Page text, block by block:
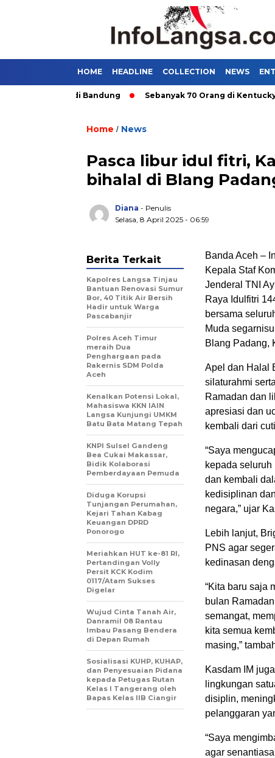
HOME HEADLINE COLLECTION NEWS
Umum di Bandung Sebanyak 70 Orang di Kentucky,
Home / News
Pasca libur idul fitri,
bihalal di Blang
Diana - Penulis
Selasa, 8 April 2025 - 06:59
Banda Aceh –
Kepala Staf
Jenderal TNI
Raya Idulfitri
bersama
Muda
Blang Padang,
Apel dan Halal
silaturahmi
Ramadan dan
apresiasi dan
kembali dari
“Saya
kepada
dan kembali
kedisiplinan
negara,” ujar
Lebih lanjut,
PNS agar
kedinasan
“Kita baru saja
bulan
semangat,
kita semua
masing,”
Kasdam IM
lingkungan
disiplin,
pelanggaran
“Saya
agar
Berita Terkait
Kapolres Langsa Tinjau
Bantuan Renovasi Sumur
Bor, 40 Titik Air Bersih
Hadir untuk Warga
Pascabanjir
Polres Aceh Timur
meraih Dua
Penghargaan pada
Rakernis SDM Polda
Aceh
Kenalkan Potensi Lokal,
Mahasiswa KKN IAIN
Langsa Kunjungi UMKM
Batu Bata Matang Tepah
KNPI Sulsel Gandeng
Bea Cukai Makassar,
Bidik Kolaborasi
Pemberdayaan Pemuda
Diduga Korupsi
Tunjangan Perumahan,
Kejari Tahan Kabag
Keuangan DPRD
Ponorogo
Meriahkan HUT ke-81 RI,
Pertandingan Volly
Persit KCK Kodim
0117/Atam Sukses
Digelar
Wujud Cinta Tanah Air,
Danramil 08 Rantau
Imbau Pasang Bendera
di Depan Rumah
Sosialisasi KUHP, KUHAP,
dan Penyesuaian Pidana
kepada Petugas Rutan
Kelas I Tangerang oleh
Bapas Kelas IIB Ciangir